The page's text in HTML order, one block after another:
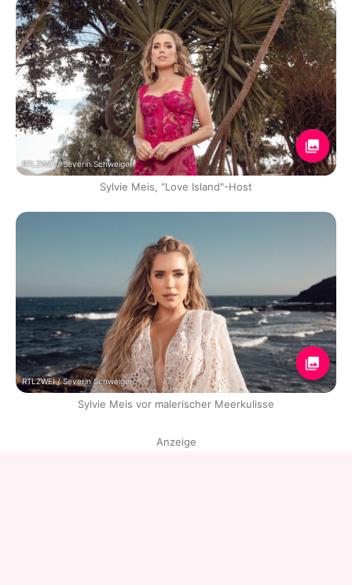
RTLZWEI / Severin Schweiger
Sylvie Meis, "Love Island"-Host
RTLZWEI / Severin Schweiger
Sylvie Meis vor malerischer Meerkulisse
Anzeige